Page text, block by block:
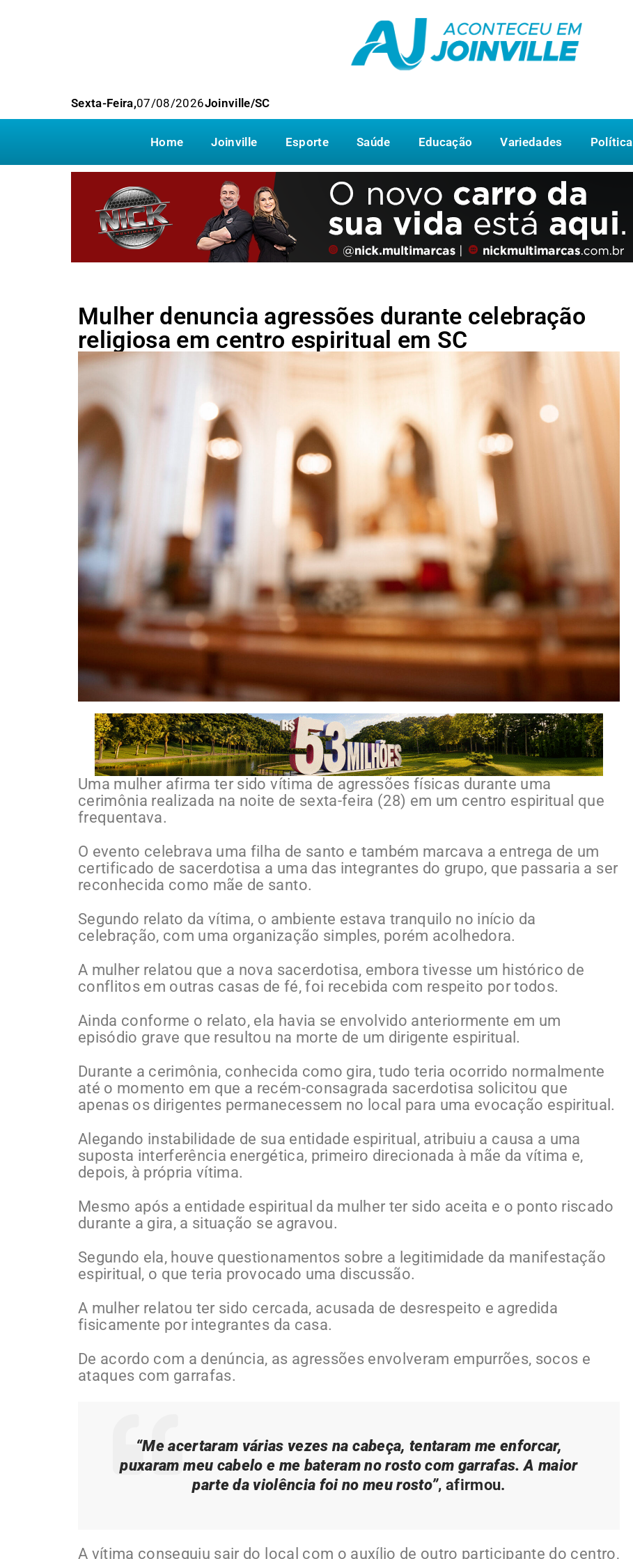
Sexta-Feira,07/08/2026Joinville/SC
Home Joinville Esporte Saúde Educação Variedades Política
Mulher denuncia agressões durante celebração
religiosa em centro espiritual em SC
Uma mulher afirma ter sido vítima de agressões físicas durante uma
cerimônia realizada na noite de sexta-feira (28) em um centro espiritual que
frequentava.
O evento celebrava uma filha de santo e também marcava a entrega de um
certificado de sacerdotisa a uma das integrantes do grupo, que passaria a ser
reconhecida como mãe de santo.
Segundo relato da vítima, o ambiente estava tranquilo no início da
celebração, com uma organização simples, porém acolhedora.
A mulher relatou que a nova sacerdotisa, embora tivesse um histórico de
conflitos em outras casas de fé, foi recebida com respeito por todos.
Ainda conforme o relato, ela havia se envolvido anteriormente em um
episódio grave que resultou na morte de um dirigente espiritual.
Durante a cerimônia, conhecida como gira, tudo teria ocorrido normalmente
até o momento em que a recém-consagrada sacerdotisa solicitou que
apenas os dirigentes permanecessem no local para uma evocação espiritual.
Alegando instabilidade de sua entidade espiritual, atribuiu a causa a uma
suposta interferência energética, primeiro direcionada à mãe da vítima e,
depois, à própria vítima.
Mesmo após a entidade espiritual da mulher ter sido aceita e o ponto riscado
durante a gira, a situação se agravou.
Segundo ela, houve questionamentos sobre a legitimidade da manifestação
espiritual, o que teria provocado uma discussão.
A mulher relatou ter sido cercada, acusada de desrespeito e agredida
fisicamente por integrantes da casa.
De acordo com a denúncia, as agressões envolveram empurrões, socos e
ataques com garrafas.
“Me acertaram várias vezes na cabeça, tentaram me enforcar,
puxaram meu cabelo e me bateram no rosto com garrafas. A maior
parte da violência foi no meu rosto”, afirmou.
A vítima conseguiu sair do local com o auxílio de outro participante do centro,